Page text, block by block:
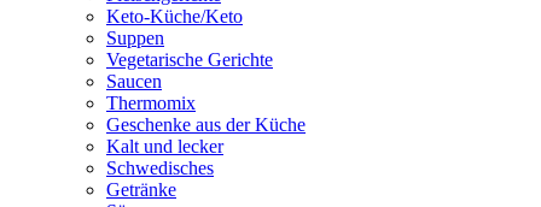
Keto-Küche/Keto
Suppen
Vegetarische Gerichte
Saucen
Thermomix
Geschenke aus der Küche
Kalt und lecker
Schwedisches
Getränke